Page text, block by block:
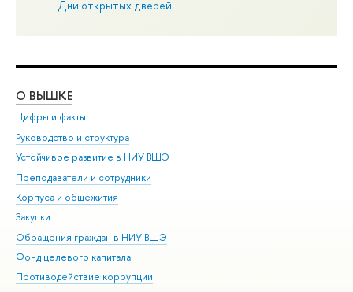
Дни открытых дверей
О ВЫШКЕ
Цифры и факты
Руководство и структура
Устойчивое развитие в НИУ ВШЭ
Преподаватели и сотрудники
Корпуса и общежития
Закупки
Обращения граждан в НИУ ВШЭ
Фонд целевого капитала
Противодействие коррупции